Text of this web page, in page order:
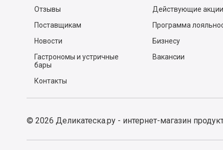
Отзывы
Поставщикам
Новости
Гастрономы и устричные
бары
Контакты
Действующие акции
Программа
Бизнесу
Вакансии
© 2026 Деликатеска.ру - интернет-магазин